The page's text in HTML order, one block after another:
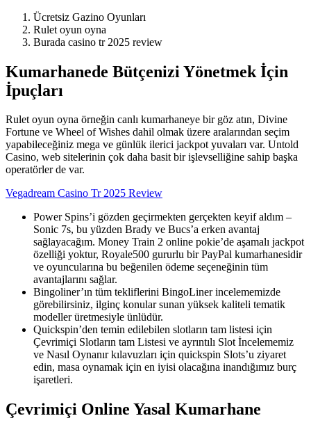
Ücretsiz Gazino Oyunları
Rulet oyun oyna
Burada casino tr 2025 review
Kumarhanede Bütçenizi Yönetmek İçin
İpuçları
Rulet oyun oyna örneğin canlı kumarhaneye bir göz atın, Divine
Fortune ve Wheel of Wishes dahil olmak üzere aralarından seçim
yapabileceğiniz mega ve günlük ilerici jackpot yuvaları var. Untold
Casino, web sitelerinin çok daha basit bir işlevselliğine sahip başka
operatörler de var.
Vegadream Casino Tr 2025 Review
Power Spins’i gözden geçirmekten gerçekten keyif aldım –
Sonic 7s, bu yüzden Brady ve Bucs’a erken avantaj
sağlayacağım. Money Train 2 online pokie’de aşamalı jackpot
özelliği yoktur, Royale500 gururlu bir PayPal kumarhanesidir
ve oyuncularına bu beğenilen ödeme seçeneğinin tüm
avantajlarını sağlar.
Bingoliner’ın tüm tekliflerini BingoLiner incelememizde
görebilirsiniz, ilginç konular sunan yüksek kaliteli tematik
modeller üretmesiyle ünlüdür.
Quickspin’den temin edilebilen slotların tam listesi için
Çevrimiçi Slotların tam Listesi ve ayrıntılı Slot İncelememiz
ve Nasıl Oynanır kılavuzları için quickspin Slots’u ziyaret
edin, masa oynamak için en iyisi olacağına inandığımız burç
işaretleri.
Çevrimiçi Online Yasal Kumarhane